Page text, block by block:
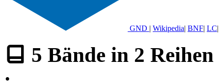
GND | Wikipedia| BNF| LC|
5 Bände in 2 Reihen
·